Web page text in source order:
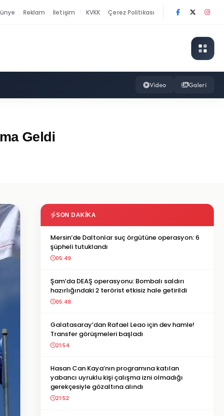
Reklam İletişim KVKK Çerez Politikası
Video Galeri
Geldi
SON DAKIKA
Mersin’de Daltonlar suç örgütüne operasyon: 6
şüpheli tutuklandı
05:49
Şam’da DEAŞ operasyonu: Bombalı saldırı
hazırlığındaki 2 terörist etkisiz hale getirildi
05:48
Galatasaray’dan Rafael Leao için dev hamle!
Transfer görüşmeleri başladı
21:54
Hasan Can Kaya’nın programına katılan
yabancı uyruklu kişi çalışma izni olmadığı
gerekçesiyle gözaltına alındı
21:52